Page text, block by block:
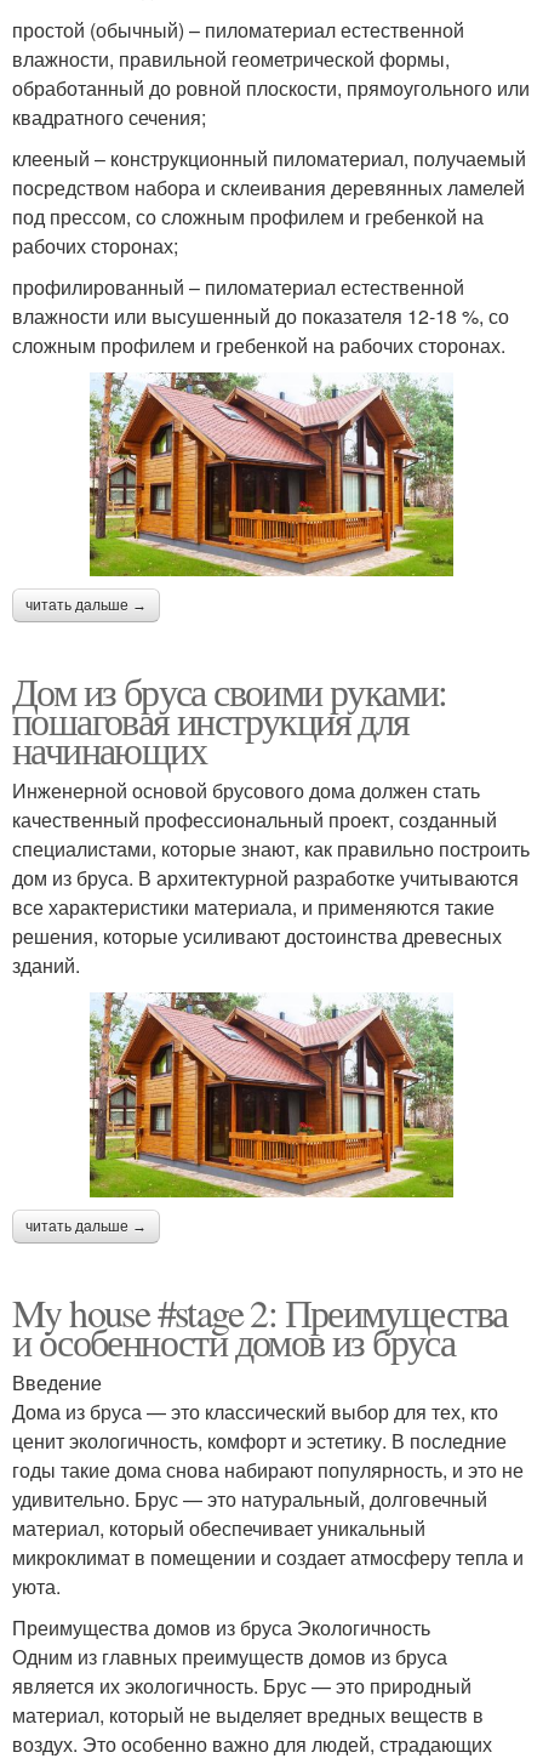
простой (обычный) – пиломатериал естественной
влажности, правильной геометрической формы,
обработанный до ровной плоскости, прямоугольного или
квадратного сечения;
клееный – конструкционный пиломатериал, получаемый
посредством набора и склеивания деревянных ламелей
под прессом, со сложным профилем и гребенкой на
рабочих сторонах;
профилированный – пиломатериал естественной
влажности или высушенный до показателя 12-18 %, со
сложным профилем и гребенкой на рабочих сторонах.
читать дальше →
Дом из бруса своими руками:
пошаговая инструкция для
начинающих
Инженерной основой брусового дома должен стать
качественный профессиональный проект, созданный
специалистами, которые знают, как правильно построить
дом из бруса. В архитектурной разработке учитываются
все характеристики материала, и применяются такие
решения, которые усиливают достоинства древесных
зданий.
читать дальше →
My house #stage 2: Преимущества
и особенности домов из бруса
Введение
Дома из бруса — это классический выбор для тех, кто
ценит экологичность, комфорт и эстетику. В последние
годы такие дома снова набирают популярность, и это не
удивительно. Брус — это натуральный, долговечный
материал, который обеспечивает уникальный
микроклимат в помещении и создает атмосферу тепла и
уюта.
Преимущества домов из бруса Экологичность
Одним из главных преимуществ домов из бруса
является их экологичность. Брус — это природный
материал, который не выделяет вредных веществ в
воздух. Это особенно важно для людей, страдающих